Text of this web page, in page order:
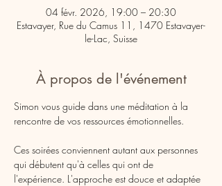
04 févr. 2026, 19:00 – 20:30
Estavayer, Rue du Camus 11, 1470 Estavayer-
le-Lac, Suisse
À propos de l'événement
Simon vous guide dans une méditation à la
rencontre de vos ressources émotionnelles.
Ces soirées conviennent autant aux personnes
qui débutent qu'à celles qui ont de
l'expérience. L'approche est douce et adaptée